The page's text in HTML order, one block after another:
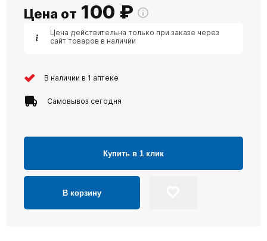
Цена от 100 ₽
Цена действительна только при заказе через
сайт товаров в наличии
В наличии в 1 аптеке
Самовывоз сегодня
Купить в 1 клик
В корзину